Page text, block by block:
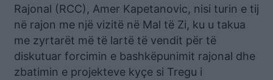
Rajonal (RCC), Amer Kapetanovic, nisi turin e tij
në rajon me një vizitë në Mal të Zi, ku u takua
me zyrtarët më të lartë të vendit për të
diskutuar forcimin e bashkëpunimit rajonal dhe
zbatimin e projekteve kyçe si Tregu i